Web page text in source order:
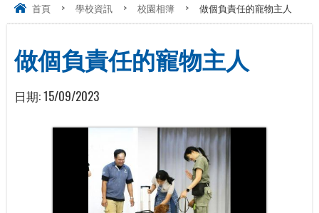
首頁 > 學校資訊 > 校園相簿 > 做個負責任的寵物主人
做個負責任的寵物主人
日期:15/09/2023